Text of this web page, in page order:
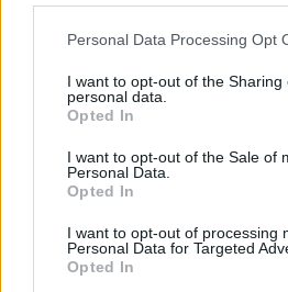
Personal Data Processing Opt
I want to opt-out of the Sharing
personal data.
Opted In
I want to opt-out of the Sale of
Personal Data.
Opted In
I want to opt-out of processing
Personal Data for Targeted
Opted In
Online: Není nikde
Prochatováno:
Líbí se:0
Oblibené místnosti
Sledované diskuze